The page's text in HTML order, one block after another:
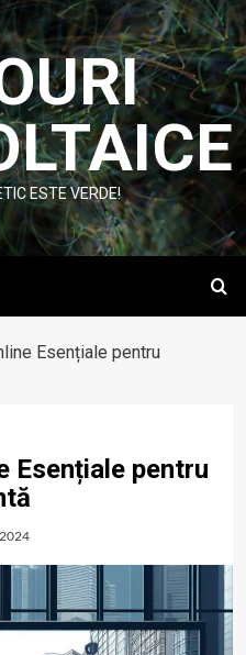
ESTE VERDE!
Esențiale pentru
Esențiale pentru